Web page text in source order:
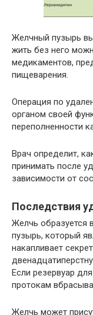
Желчный пузырь
жить без него
медикаментов,
пищеварения.
Операция по
органом своей
переполненности
Врач определит,
принимать после
зависимости от
Последствия
Желчь образуется
пузырь, который
накапливает
Если резервуар
протокам
Желчь может